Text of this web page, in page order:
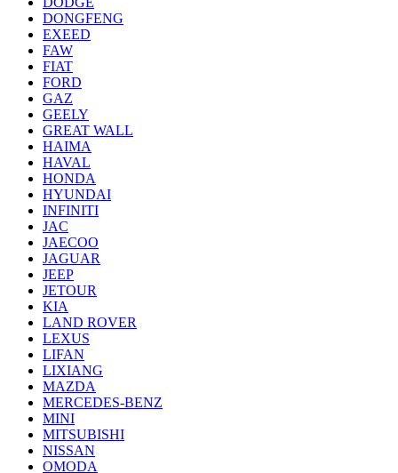
DONGFENG
EXEED
FAW
FIAT
FORD
GAZ
GEELY
GREAT WALL
HAIMA
HAVAL
HONDA
HYUNDAI
INFINITI
JAC
JAECOO
JAGUAR
JEEP
JETOUR
KIA
LAND ROVER
LEXUS
LIFAN
LIXIANG
MAZDA
MERCEDES-BENZ
MINI
MITSUBISHI
NISSAN
OMODA